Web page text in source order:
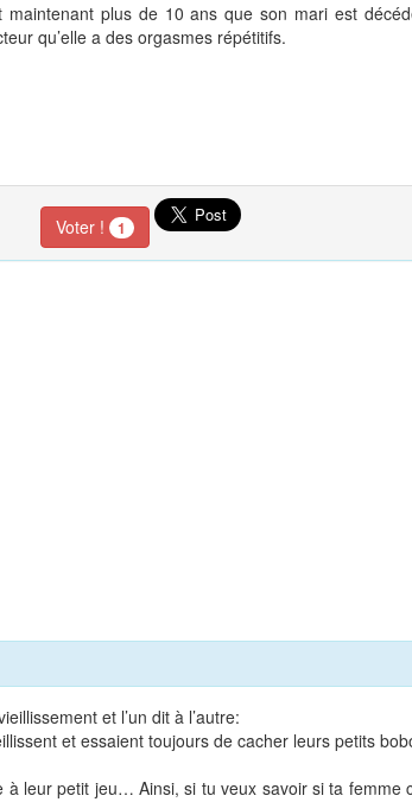
plus de 10 ans que son mari est
qu’elle a des orgasmes répétitifs.
Voter ! 1
et l’un dit à l’autre:
et essaient toujours de cacher leurs petits
leur petit jeu… Ainsi, si tu veux savoir si ta femme